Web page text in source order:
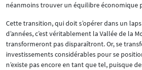
néanmoins trouver un équilibre économique
Cette transition, qui doit s’opérer dans un
d’années, c’est véritablement la Vallée de la
transformeront pas disparaîtront. Or, se
investissements considérables pour se
n’existe pas encore en tant que tel, puisque